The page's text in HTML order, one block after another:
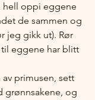
hell oppi eggene
de sammen og
jeg gikk ut). Rør
eggene har blitt
av primusen, sett
grønnsakene, og